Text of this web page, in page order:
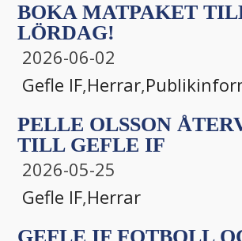
BOKA MATPAKET
LÖRDAG!
2026-06-02
Gefle IF,Herrar,
PELLE OLSSON
TILL GEFLE IF
2026-05-25
Gefle IF,Herrar